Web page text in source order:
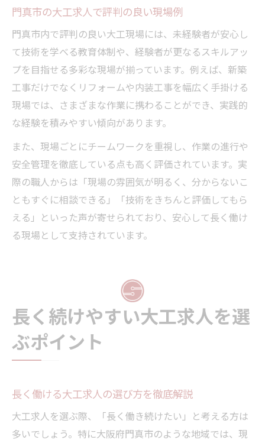
門真市の大工求人で評判の良い現場例
門真市内で評判の良い大工現場には、未経験者が安心し
て技術を学べる教育体制や、経験者が更なるスキルアッ
プを目指せる多彩な現場が揃っています。例えば、新築
工事だけでなくリフォームや内装工事を幅広く手掛ける
現場では、さまざまな作業に携わることができ、実践的
な経験を積みやすい傾向があります。
また、現場ごとにチームワークを重視し、作業の進行や
安全管理を徹底している点も高く評価されています。実
際の職人からは「現場の雰囲気が明るく、分からないこ
ともすぐに相談できる」「技術をきちんと評価してもら
える」といった声が寄せられており、安心して長く働け
る現場として支持されています。
長く続けやすい大工求人を選
ぶポイント
長く働ける大工求人の選び方を徹底解説
大工求人を選ぶ際、「長く働き続けたい」と考える方は
多いでしょう。特に大阪府門真市のような地域では、現